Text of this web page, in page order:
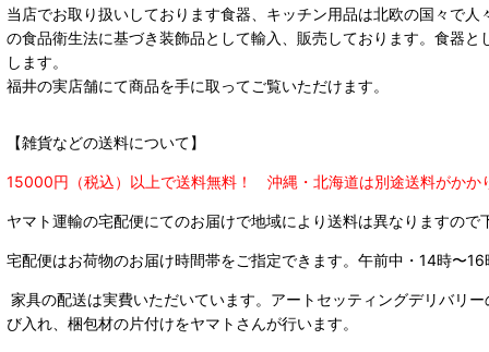
当店でお取り扱いしております食器、キッチン用品は北欧の国々で
の食品衛生法に基づき装飾品として輸入、販売しております。食器
します。
福井の実店舗にて商品を手に取ってご覧いただけます。
【雑貨などの送料について】
15000円（税込）以上で送料無料！ 沖縄・北海道は別途送料がかか
ヤマト運輸の宅配便にてのお届けで地域により送料は異なりますので
宅配便はお荷物のお届け時間帯をご指定できます。 午前中・14時〜
家具の配送は実費いただいています。アートセッティングデリバリ
び入れ、梱包材の片付けをヤマトさんが行います。